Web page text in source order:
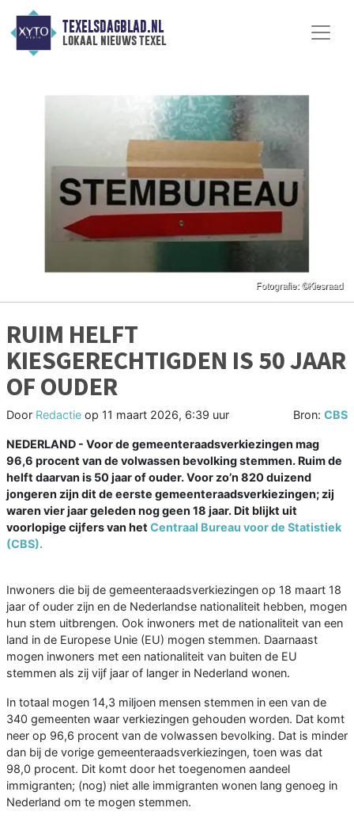
TEXELSDAGBLAD.NL
lokaal nieuws texel
RUIM HELFT
KIESGERECHTIGDEN IS 50 JAAR
OF OUDER
Door Redactie op 11 maart 2026, 6:39 uur Bron: CBS
NEDERLAND - Voor de gemeenteraadsverkiezingen mag
96,6 procent van de volwassen bevolking stemmen. Ruim de
helft daarvan is 50 jaar of ouder. Voor zo’n 820 duizend
jongeren zijn dit de eerste gemeenteraadsverkiezingen; zij
waren vier jaar geleden nog geen 18 jaar. Dit blijkt uit
voorlopige cijfers van het Centraal Bureau voor de Statistiek
(CBS).
Inwoners die bij de gemeenteraadsverkiezingen op 18 maart 18
jaar of ouder zijn en de Nederlandse nationaliteit hebben, mogen
hun stem uitbrengen. Ook inwoners met de nationaliteit van een
land in de Europese Unie (EU) mogen stemmen. Daarnaast
mogen inwoners met een nationaliteit van buiten de EU
stemmen als zij vijf jaar of langer in Nederland wonen.
In totaal mogen 14,3 miljoen mensen stemmen in een van de
340 gemeenten waar verkiezingen gehouden worden. Dat komt
neer op 96,6 procent van de volwassen bevolking. Dat is minder
dan bij de vorige gemeenteraadsverkiezingen, toen was dat
98,0 procent. Dit komt door het toegenomen aandeel
immigranten; (nog) niet alle immigranten wonen lang genoeg in
Nederland om te mogen stemmen.